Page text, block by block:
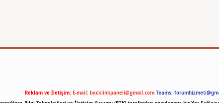
Reklam ve İletişim: E-mail: backlinkpaneli@gmail.com Teams: